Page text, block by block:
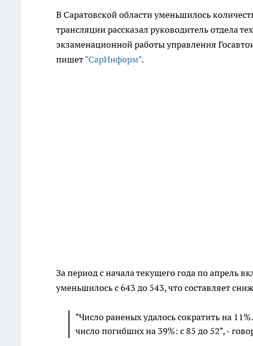
В Саратовской области уменьшилось
трансляции рассказал руководитель отдела
экзаменационной работы управления
пишет"СарИнформ".
За период с начала текущего года по апрель
уменьшилось с 643 до 543, что составляет
"Число раненых удалось сократить на
число погибших на 39%: с 85 до 52", -